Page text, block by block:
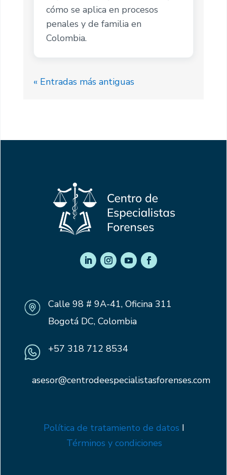
cómo se aplica en procesos
penales y de familia en
Colombia.
« Entradas más antiguas
Calle 98 # 9A-41, Oficina 311
Bogotá DC, Colombia
+57 318 712 8534
asesor@centrodeespecialistasforenses.com
Política de tratamiento de datos I
Términos y condiciones